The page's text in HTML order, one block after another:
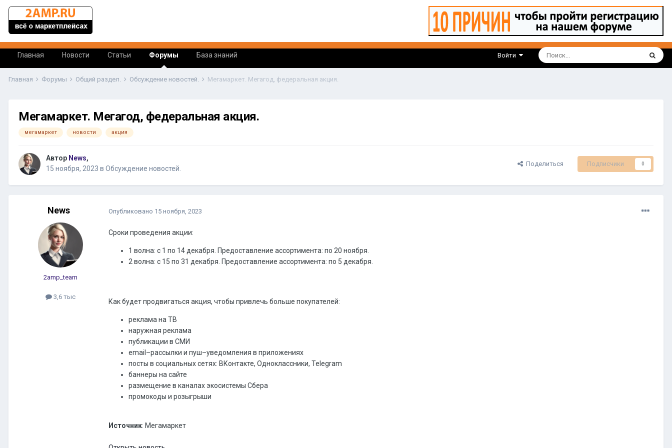
Главная Новости Статьи Форумы База знаний Войти
Главная Форумы Общий раздел. Обсуждение новостей. Мегамаркет. Мегагод, федеральная акция.
Мегамаркет. Мегагод, федеральная акция.
мегамаркет новости акция
Автор News,
15 ноября, 2023 в Обсуждение новостей.
Поделиться Подписчики 0
News
2amp_team
3,6 тыс
Опубликовано 15 ноября, 2023
Сроки проведения акции:
1 волна: с 1 по 14 декабря. Предоставление ассортимента: по 20 ноября.
2 волна: с 15 по 31 декабря. Предоставление ассортимента: по 5 декабря.
Как будет продвигаться акция, чтобы привлечь больше покупателей:
реклама на ТВ
наружная реклама
публикации в СМИ
email–рассылки и пуш–уведомления в приложениях
посты в социальных сетях: ВКонтакте, Одноклассники, Telegram
баннеры на сайте
размещение в каналах экосистемы Сбера
промокоды и розыгрыши
Источник: Мегамаркет